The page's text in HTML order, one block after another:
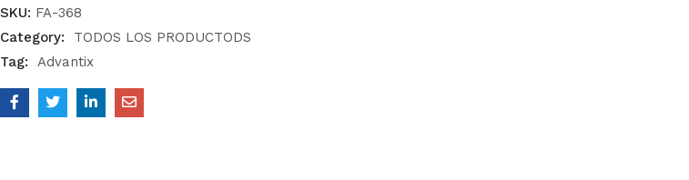
SKU: FA-368
Category:
TODOS LOS PRODUCTODS
Tag:
Advantix